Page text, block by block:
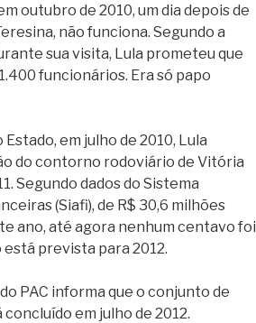
outubro de 2010, um dia depois de
não funciona. Segundo a
sua visita, Lula prometeu que
funcionários. Era só papo
Estado, em julho de 2010, Lula
do contorno rodoviário de Vitória
Segundo dados do Sistema
(Siafi), de R$ 30,6 milhões
ano, até agora nenhum centavo foi
prevista para 2012.
PAC informa que o conjunto de
em julho de 2012.